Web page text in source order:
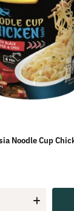
Noodle Cup